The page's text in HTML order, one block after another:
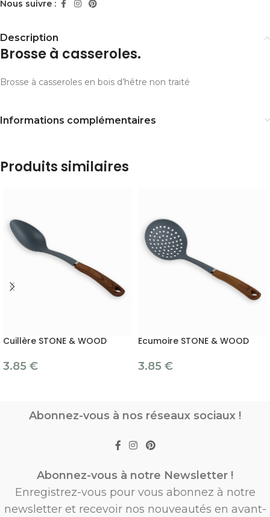
Nous suivre :
Description
Brosse à casseroles.
Brosse à casseroles en bois d’hêtre non traité
Informations complémentaires
Produits similaires
Cuillère STONE & WOOD
3.85 €
Ecumoire STONE & WOOD
3.85 €
Abonnez-vous à nos réseaux sociaux !
Abonnez-vous à notre Newsletter !
Enregistrez-vous pour vous abonnez à notre
newsletter et recevoir nos nouveautés en avant-